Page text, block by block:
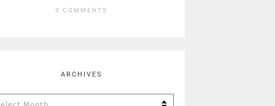
3 COMMENTS
ARCHIVES